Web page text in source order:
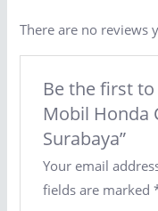
There are no reviews
Be the first to
Mobil Honda
Surabaya”
Your email
fields are marked